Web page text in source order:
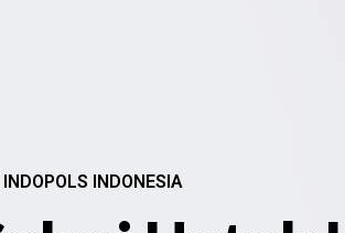
INDOPOLS INDONESIA